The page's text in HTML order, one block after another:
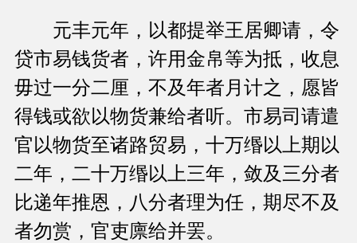
元丰元年，以都提举王居卿请，令
贷市易钱货者，许用金帛等为抵，收息
毋过一分二厘，不及年者月计之，愿皆
得钱或欲以物货兼给者听。市易司请遣
官以物货至诸路贸易，十万缗以上期以
二年，二十万缗以上三年，敛及三分者
比递年推恩，八分者理为任，期尽不及
者勿赏，官吏廪给并罢。